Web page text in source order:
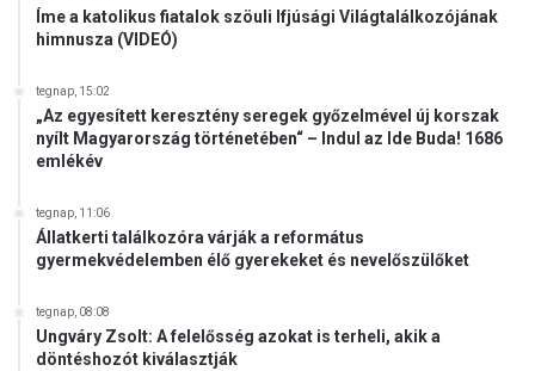
Íme a katolikus fiatalok szöuli Ifjúsági Világtalálkozójának
himnusza (VIDEÓ)
tegnap, 15:02
„Az egyesített keresztény seregek győzelmével új korszak
nyílt Magyarország történetében“ – Indul az Ide Buda! 1686
emlékév
tegnap, 11:06
Állatkerti találkozóra várják a református
gyermekvédelemben élő gyerekeket és nevelőszülőket
tegnap, 08:08
Ungváry Zsolt: A felelősség azokat is terheli, akik a
döntéshozót kiválasztják